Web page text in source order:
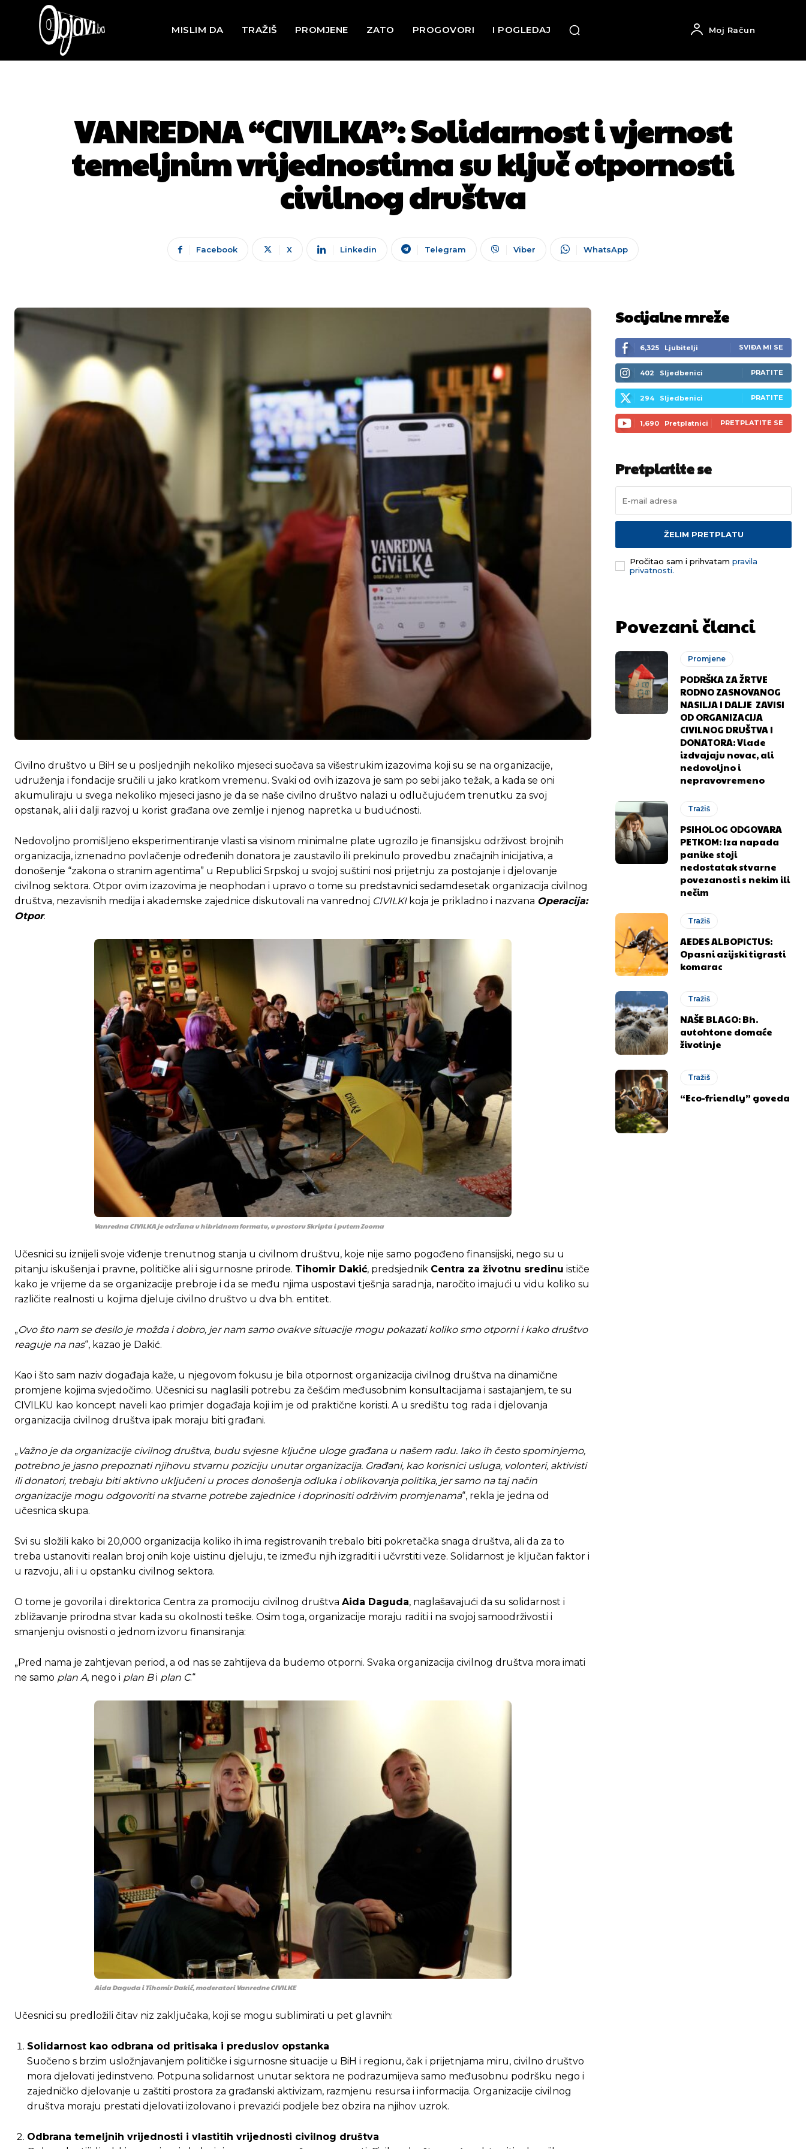
Pusti priču da živi!
[wpuf_form id=”7463”]
Pusti priču da živi!
[wpuf_form id=”7463”]
MISLIM DA TRAŽIŠ PROMJENE ZATO PROGOVORI I POGLEDAJ Moj Račun
VANREDNA “CIVILKA”: Solidarnost i vjernost
temeljnim vrijednostima su ključ otpornosti
civilnog društva
Facebook X Linkedin Telegram Viber WhatsApp
Civilno društvo u BiH se u posljednjih nekoliko mjeseci suočava sa višestrukim izazovima koji su se na organizacije,
udruženja i fondacije sručili u jako kratkom vremenu. Svaki od ovih izazova je sam po sebi jako težak, a kada se oni
akumuliraju u svega nekoliko mjeseci jasno je da se naše civilno društvo nalazi u odlučujućem trenutku za svoj
opstanak, ali i dalji razvoj u korist građana ove zemlje i njenog napretka u budućnosti.
Nedovoljno promišljeno eksperimentiranje vlasti sa visinom minimalne plate ugrozilo je finansijsku održivost brojnih
organizacija, iznenadno povlačenje određenih donatora je zaustavilo ili prekinulo provedbu značajnih inicijativa, a
donošenje “zakona o stranim agentima” u Republici Srpskoj u svojoj suštini nosi prijetnju za postojanje i djelovanje
civilnog sektora. Otpor ovim izazovima je neophodan i upravo o tome su predstavnici sedamdesetak organizacija civilnog
društva, nezavisnih medija i akademske zajednice diskutovali na vanrednoj CIVILKIkoja je prikladno i nazvana Operacija:
Otpor.
Vanredna CIVILKA je održana u hibridnom formatu, u prostoru Skripta i putem Zooma
Učesnici su iznijeli svoje viđenje trenutnog stanja u civilnom društvu, koje nije samo pogođeno finansijski, nego su u
pitanju iskušenja i pravne, političke ali i sigurnosne prirode. Tihomir Dakić, predsjednik Centra za životnu sredinu ističe
kako je vrijeme da se organizacije prebroje i da se među njima uspostavi tješnja saradnja, naročito imajući u vidu koliko su
različite realnosti u kojima djeluje civilno društvo u dva bh. entitet.
„Ovo što nam se desilo je možda i dobro, jer nam samo ovakve situacije mogu pokazati koliko smo otporni i kako društvo
reaguje na nas“, kazao je Dakić.
Kao i što sam naziv događaja kaže, u njegovom fokusu je bila otpornost organizacija civilnog društva na dinamične
promjene kojima svjedočimo. Učesnici su naglasili potrebu za češćim međusobnim konsultacijama i sastajanjem, te su
CIVILKU kao koncept naveli kao primjer događaja koji im je od praktične koristi. A u središtu tog rada i djelovanja
organizacija civilnog društva ipak moraju biti građani.
„Važno je da organizacije civilnog društva, budu svjesne ključne uloge građana u našem radu. Iako ih često spominjemo,
potrebno je jasno prepoznati njihovu stvarnu poziciju unutar organizacija. Građani, kao korisnici usluga, volonteri, aktivisti
ili donatori, trebaju biti aktivno uključeni u proces donošenja odluka i oblikovanja politika, jer samo na taj način
organizacije mogu odgovoriti na stvarne potrebe zajednice i doprinositi održivim promjenama“, rekla je jedna od
učesnica skupa.
Svi su složili kako bi 20,000 organizacija koliko ih ima registrovanih trebalo biti pokretačka snaga društva, ali da za to
treba ustanoviti realan broj onih koje uistinu djeluju, te između njih izgraditi i učvrstiti veze. Solidarnost je ključan faktor i
u razvoju, ali i u opstanku civilnog sektora.
O tome je govorila i direktorica Centra za promociju civilnog društva Aida Daguda, naglašavajući da su solidarnost i
zbližavanje prirodna stvar kada su okolnosti teške. Osim toga, organizacije moraju raditi i na svojoj samoodrživosti i
smanjenju ovisnosti o jednom izvoru finansiranja:
„Pred nama je zahtjevan period, a od nas se zahtijeva da budemo otporni. Svaka organizacija civilnog društva mora imati
ne samo plan A, nego i plan Bi plan C.“
Aida Daguda i Tihomir Dakić, moderatori Vanredne CIVILKE
Učesnici su predložili čitav niz zaključaka, koji se mogu sublimirati u pet glavnih:
Solidarnost kao odbrana od pritisaka i preduslov opstanka
Suočeno s brzim usložnjavanjem političke i sigurnosne situacije u BiH i regionu, čak i prijetnjama miru, civilno društvo
mora djelovati jedinstveno. Potpuna solidarnost unutar sektora ne podrazumijeva samo međusobnu podršku nego i
zajedničko djelovanje u zaštiti prostora za građanski aktivizam, razmjenu resursa i informacija. Organizacije civilnog
društva moraju prestati djelovati izolovano i prevazići podjele bez obzira na njihov uzrok.
Odbrana temeljnih vrijednosti i vlastitih vrijednosti civilnog društva
Socijalne mreže
6,325 Ljubitelji SVIĐA MI SE
402 Sljedbenici PRATITE
294 Sljedbenici PRATITE
1,690 Pretplatnici PRETPLATITE SE
Pretplatite se
ŽELIM PRETPLATU
Pročitao sam i prihvatam pravila
privatnosti.
Povezani članci
Promjene
PODRŠKA ZA ŽRTVE
RODNO ZASNOVANOG
NASILJA I DALJE ZAVISI
OD ORGANIZACIJA
CIVILNOG DRUŠTVA I
DONATORA: Vlade
izdvajaju novac, ali
nedovoljno i
nepravovremeno
Tražiš
PSIHOLOG ODGOVARA
PETKOM: Iza napada
panike stoji
nedostatak stvarne
povezanosti s nekim ili
nečim
Tražiš
AEDES ALBOPICTUS:
Opasni azijski tigrasti
komarac
Tražiš
NAŠE BLAGO: Bh.
autohtone domaće
životinje
Tražiš
“Eco-friendly” goveda